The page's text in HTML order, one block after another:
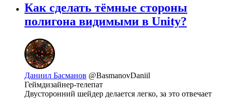
Как сделать тёмные стороны
полигона видимыми в Unity?
Даниил Басманов @BasmanovDaniil
Геймдизайнер-телепат
Двусторонний шейдер делается легко, за это отвечает